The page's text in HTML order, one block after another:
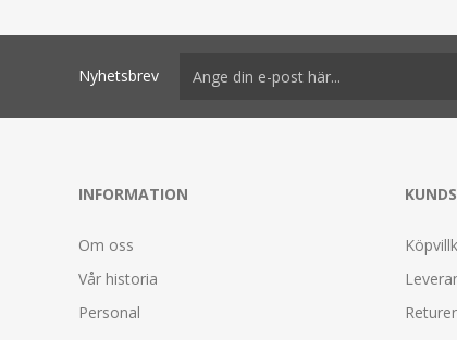
Nyhetsbrev
INFORMATION
Om oss
Vår historia
Personal
Returer